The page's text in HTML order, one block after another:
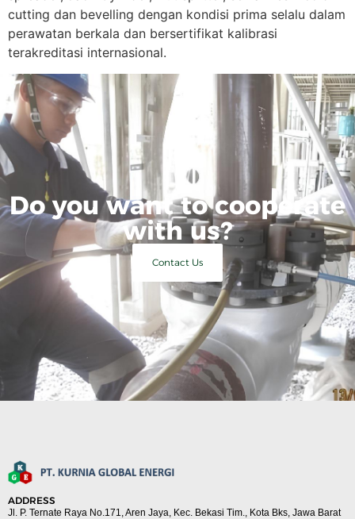
cutting dan bevelling dengan kondisi prima selalu dalam
perawatan berkala dan bersertifikat kalibrasi
terakreditasi internasional.
Do you want to cooperate
with us?
Contact Us
ADDRESS
Jl. P. Ternate Raya No.171, Aren Jaya, Kec. Bekasi Tim., Kota Bks, Jawa Barat